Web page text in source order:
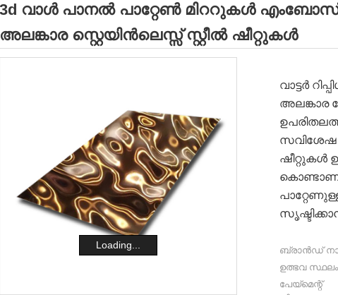
3d വാൾ പാനൽ പാറ്റേൺ മിററുകൾ എംബോസ്ഡ്
അലങ്കാര സ്റ്റെയിൻലെസ്സ് സ്റ്റീൽ ഷീറ്റുകൾ
Loading...
വാട്ടർ
അലങ്കാര
ഷീറ്റുകൾ
കൊണ്ടാണ്
ബ്രാൻഡ്
ഉത്ഭവ
പേയ്‌മെന്റ്